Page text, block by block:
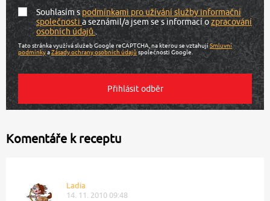
Souhlasím spodmínkami pro užívání služby informační
společnostia seznámil/a jsem se s informací ozpracování
osobních údajů.
Tato stránka využívá služeb Google reCAPTCHA, na kterou se vztahujíSmluvní
podmínkyaZásady ochrany osobních údajů společnosti Google.
Komentáře k receptu
Ladia
14. 11. 2010 09:48